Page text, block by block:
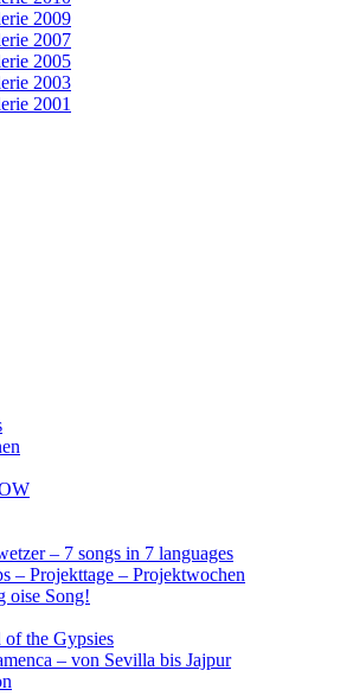
2009
2007
2005
2003
2001
– 7 songs in 7 languages
– Projekttage – Projektwochen
oise Song!
of the Gypsies
– von Sevilla bis Jajpur